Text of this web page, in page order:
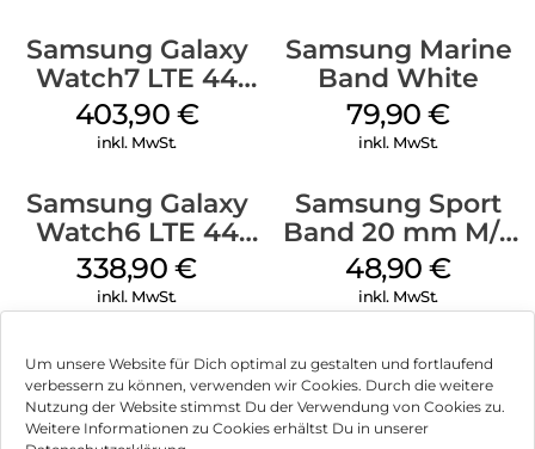
Um unsere Website für Dich optimal zu gestalten und fortlaufend
verbessern zu können, verwenden wir Cookies. Durch die weitere
Nutzung der Website stimmst Du der Verwendung von Cookies zu.
Weitere Informationen zu Cookies erhältst Du in unserer
Samsung Galaxy
Watch7 LTE 44
mm Silver
403,90 €
inkl. MwSt.
Samsung Marine
Band White
79,90€
inkl. MwSt.
Samsung Galaxy
Watch6 LTE 44
mm Graphite
338,90€
inkl. MwSt.
Samsung Sport
Band 20 mm M/L
Galaxy Watch
Series Silber
48,90€
inkl. MwSt.
Impressum